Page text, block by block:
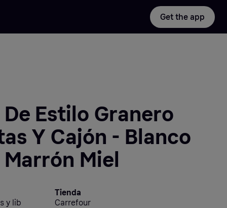
Get the app
Estilo Granero
Y Cajón - Blanco
Miel
y lib
Tienda
Carrefour